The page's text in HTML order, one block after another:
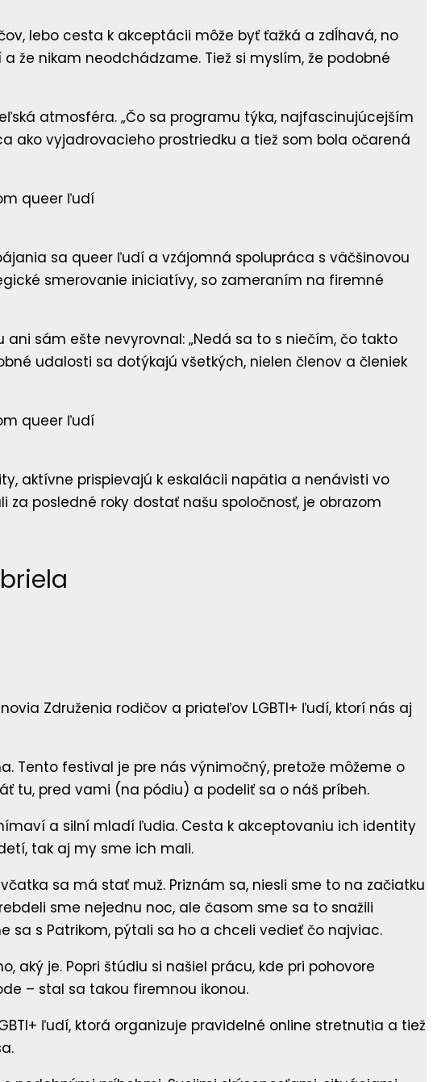
lebo cesta k akceptácii môže byť ťažká a zdĺhavá, no
že nikam neodchádzame. Tiež si myslím, že podobné
atmosféra. „Čo sa programu týka, najfascinujúcejším
ako vyjadrovacieho prostriedku a tiež som bola očarená
sa queer ľudí a vzájomná spolupráca s väčšinovou
smerovanie iniciatívy, so zameraním na firemné
sám ešte nevyrovnal: „Nedá sa to s niečím, čo takto
udalosti sa dotýkajú všetkých, nielen členov a členiek
aktívne prispievajú k eskalácii napätia a nenávisti vo
posledné roky dostať našu spoločnosť, je obrazom
Združenia rodičov a priateľov LGBTI+ ľudí, ktorí nás aj
Tento festival je pre nás výnimočný, pretože môžeme o
tu, pred vami (na pódiu) a podeliť sa o náš príbeh.
a silní mladí ľudia. Cesta k akceptovaniu ich identity
tak aj my sme ich mali.
sa má stať muž. Priznám sa, niesli sme to na začiatku
sme nejednu noc, ale časom sme sa to snažili
s Patrikom, pýtali sa ho a chceli vedieť čo najviac.
aký je. Popri štúdiu si našiel prácu, kde pri pohovore
– stal sa takou firemnou ikonou.
ľudí, ktorá organizuje pravidelné online stretnutia a tiež